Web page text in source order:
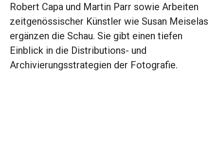
Robert Capa und Martin Parr sowie Arbeiten
zeitgenössischer Künstler wie Susan Meiselas
ergänzen die Schau. Sie gibt einen tiefen
Einblick in die Distributions- und
Archivierungsstrategien der Fotografie.